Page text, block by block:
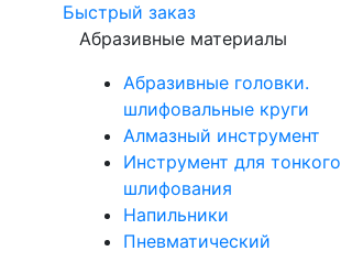
Быстрый заказ
Абразивные материалы
Абразивные головки.
шлифовальные круги
Алмазный инструмент
Инструмент для тонкого
шлифования
Напильники
Пневматический